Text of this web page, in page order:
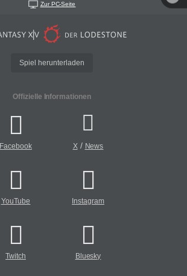
Zur PC-Seite
Spiel herunterladen
Offizielle Informationen
Facebook X/ News
YouTube Instagram
Twitch Bluesky